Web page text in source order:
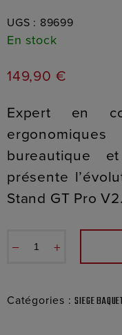
UGS : 89699
En stock
149,90 €
Expert en
bureautique
présente
Stand GT Pro V2.
− +
Catégories :SIEGE